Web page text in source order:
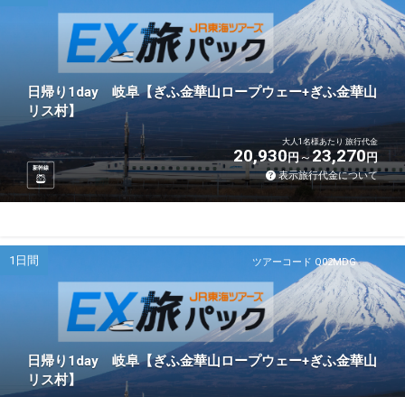
日帰り1day 岐阜【ぎふ金華山ロープウェー+ぎふ金華山
リス村】
新幹線
大人1名様あたり 旅行代金
20,930円 23,270円
表示旅行代金について
ツアーコード Q02MDG
1日間
日帰り1day 岐阜【ぎふ金華山ロープウェー+ぎふ金華山
リス村】